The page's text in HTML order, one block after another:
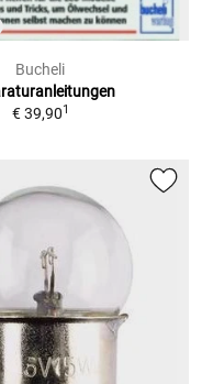
Bucheli
€ 39,901